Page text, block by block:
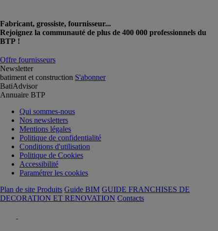
Fabricant, grossiste, fournisseur...
Rejoignez la communauté de plus de 400 000 professionnels du
BTP !
Offre fournisseurs
Newsletter
batiment et construction S'abonner
BatiAdvisor
Annuaire BTP
Qui sommes-nous
Nos newsletters
Mentions légales
Politique de confidentialité
Conditions d'utilisation
Politique de Cookies
Accessibilité
Paramétrer les cookies
Plan de site Produits Guide BIM GUIDE FRANCHISES DE
DECORATION ET RENOVATION Contacts